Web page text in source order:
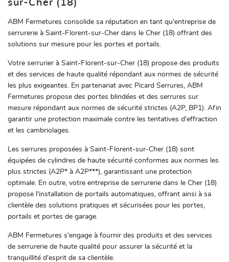
sur-Cher (18)
ABM Fermetures consolide sa réputation en tant qu'entreprise de
serrurerie à Saint-Florent-sur-Cher dans le Cher (18) offrant des
solutions sur mesure pour les portes et portails.
Votre serrurier à Saint-Florent-sur-Cher (18) propose des produits
et des services de haute qualité répondant aux normes de sécurité
les plus exigeantes. En partenariat avec Picard Serrures, ABM
Fermetures propose des portes blindées et des serrures sur
mesure répondant aux normes de sécurité strictes (A2P, BP1). Afin
garantir une protection maximale contre les tentatives d'effraction
et les cambriolages.
Les serrures proposées à Saint-Florent-sur-Cher (18) sont
équipées de cylindres de haute sécurité conformes aux normes les
plus strictes (A2P* à A2P***), garantissant une protection
optimale. En outre, votre entreprise de serrurerie dans le Cher (18)
propose l'installation de portails automatiques, offrant ainsi à sa
clientèle des solutions pratiques et sécurisées pour les portes,
portails et portes de garage.
ABM Fermetures s'engage à fournir des produits et des services
de serrurerie de haute qualité pour assurer la sécurité et la
tranquillité d'esprit de sa clientèle.